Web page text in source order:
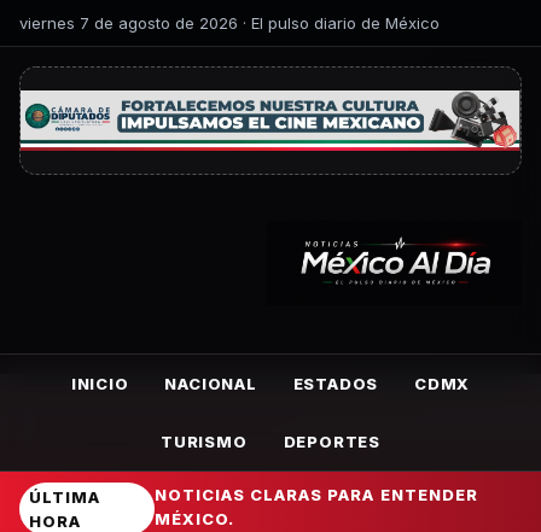
viernes 7 de agosto de 2026 · El pulso diario de México
INICIO NACIONAL ESTADOS CDMX
TURISMO DEPORTES
ÚLTIMA
HORA
NOTICIAS CLARAS PARA ENTENDER
MÉXICO.